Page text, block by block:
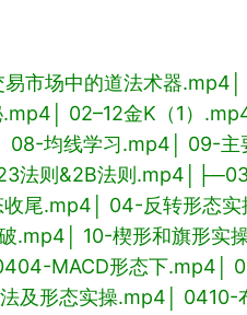
易市场中的道法术器.mp4
.mp4 │ 02–12金K（1）
│ 08-均线学习.mp4 │ 09-
法则&2B法则.mp4
收尾.mp4 │ 04-反转形态
.mp4 │ 10-楔形和旗形实
MACD形态下.mp4 │
及形态实操.mp4 │